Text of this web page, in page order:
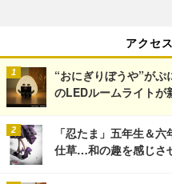
アクセ
“おにぎりぼうや”が
のLEDルームライトが
「忍たま」五年生＆
仕草…和の趣を感じさ